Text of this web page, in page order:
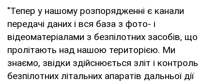
"Тепер у нашому розпорядженні є канали
передачі даних і вся база з фото- і
відеоматеріалами з безпілотних засобів, що
пролітають над нашою територією. Ми
знаємо, звідки здійснюється зліт і контроль
безпілотних літальних апаратів дальньої дії